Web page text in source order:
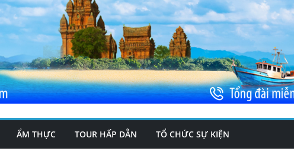
ẨM THỰC TOUR HẤP DẪN TỔ CHỨC SỰ KIỆN